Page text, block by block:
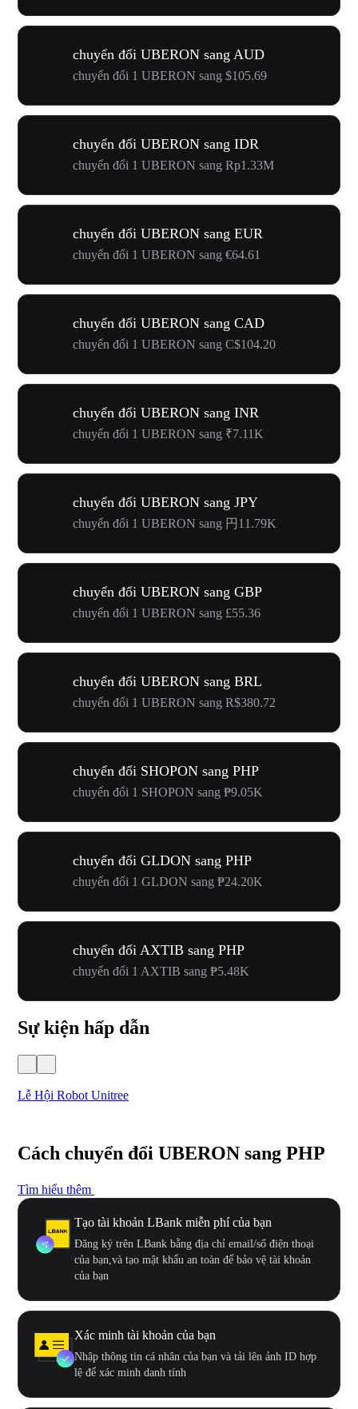
chuyển đổi UBERON sang AUD
chuyển đổi 1 UBERON sang $105.69
chuyển đổi UBERON sang IDR
chuyển đổi 1 UBERON sang Rp1.33M
chuyển đổi UBERON sang EUR
chuyển đổi 1 UBERON sang €64.61
chuyển đổi UBERON sang CAD
chuyển đổi 1 UBERON sang C$104.20
chuyển đổi UBERON sang INR
chuyển đổi 1 UBERON sang ₹7.11K
chuyển đổi UBERON sang JPY
chuyển đổi 1 UBERON sang 円11.79K
chuyển đổi UBERON sang GBP
chuyển đổi 1 UBERON sang £55.36
chuyển đổi UBERON sang BRL
chuyển đổi 1 UBERON sang R$380.72
chuyển đổi SHOPON sang PHP
chuyển đổi 1 SHOPON sang ₱9.05K
chuyển đổi GLDON sang PHP
chuyển đổi 1 GLDON sang ₱24.20K
chuyển đổi AXTIB sang PHP
chuyển đổi 1 AXTIB sang ₱5.48K
Sự kiện hấp dẫn
Lễ Hội Robot Unitree
Cách chuyển đổi UBERON sang PHP
Tìm hiểu thêm
Tạo tài khoản LBank miễn phí của bạn
Đăng ký trên LBank bằng địa chỉ email/số điện thoại
của bạn,và tạo mật khẩu an toàn để bảo vệ tài khoản
của bạn
Xác minh tài khoản của bạn
Nhập thông tin cá nhân của bạn và tải lên ảnh ID hợp
lệ để xác minh danh tính